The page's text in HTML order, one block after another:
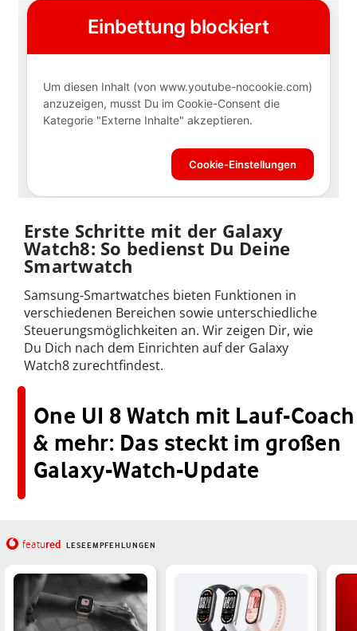
Erste Schritte mit der Galaxy
Watch8: So bedienst Du Deine
Smartwatch
Samsung-Smartwatches bieten Funktionen in
verschiedenen Bereichen sowie unterschiedliche
Steuerungsmöglichkeiten an. Wir zeigen Dir, wie
Du Dich nach dem Einrichten auf der Galaxy
Watch8 zurechtfindest.
One UI 8 Watch mit Lauf-Coach
& mehr: Das steckt im großen
Galaxy-Watch-Update
featured LESEEMPFEHLUNGEN